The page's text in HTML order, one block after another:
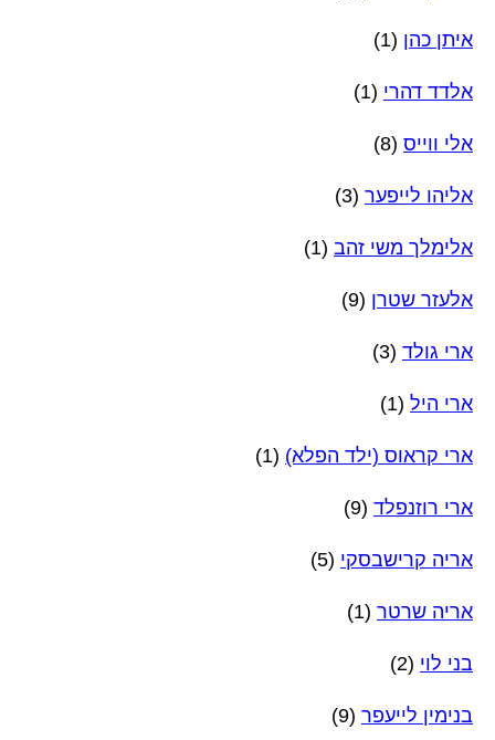
איתן כהן (1)
אלדד דהרי (1)
אלי ווייס (8)
אליהו לייפער (3)
אלימלך משי זהב (1)
אלעזר שטרן (9)
ארי גולד (3)
ארי היל (1)
ארי קראוס (ילד הפלא) (1)
ארי רוזנפלד (9)
אריה קרישבסקי (5)
אריה שרטר (1)
בני לוי (2)
בנימין לייעפר (9)